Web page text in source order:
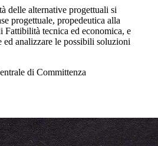
delle alternative progettuali si
progettuale, propedeutica alla
Fattibilità tecnica ed economica, e
analizzare le possibili soluzioni
di Committenza